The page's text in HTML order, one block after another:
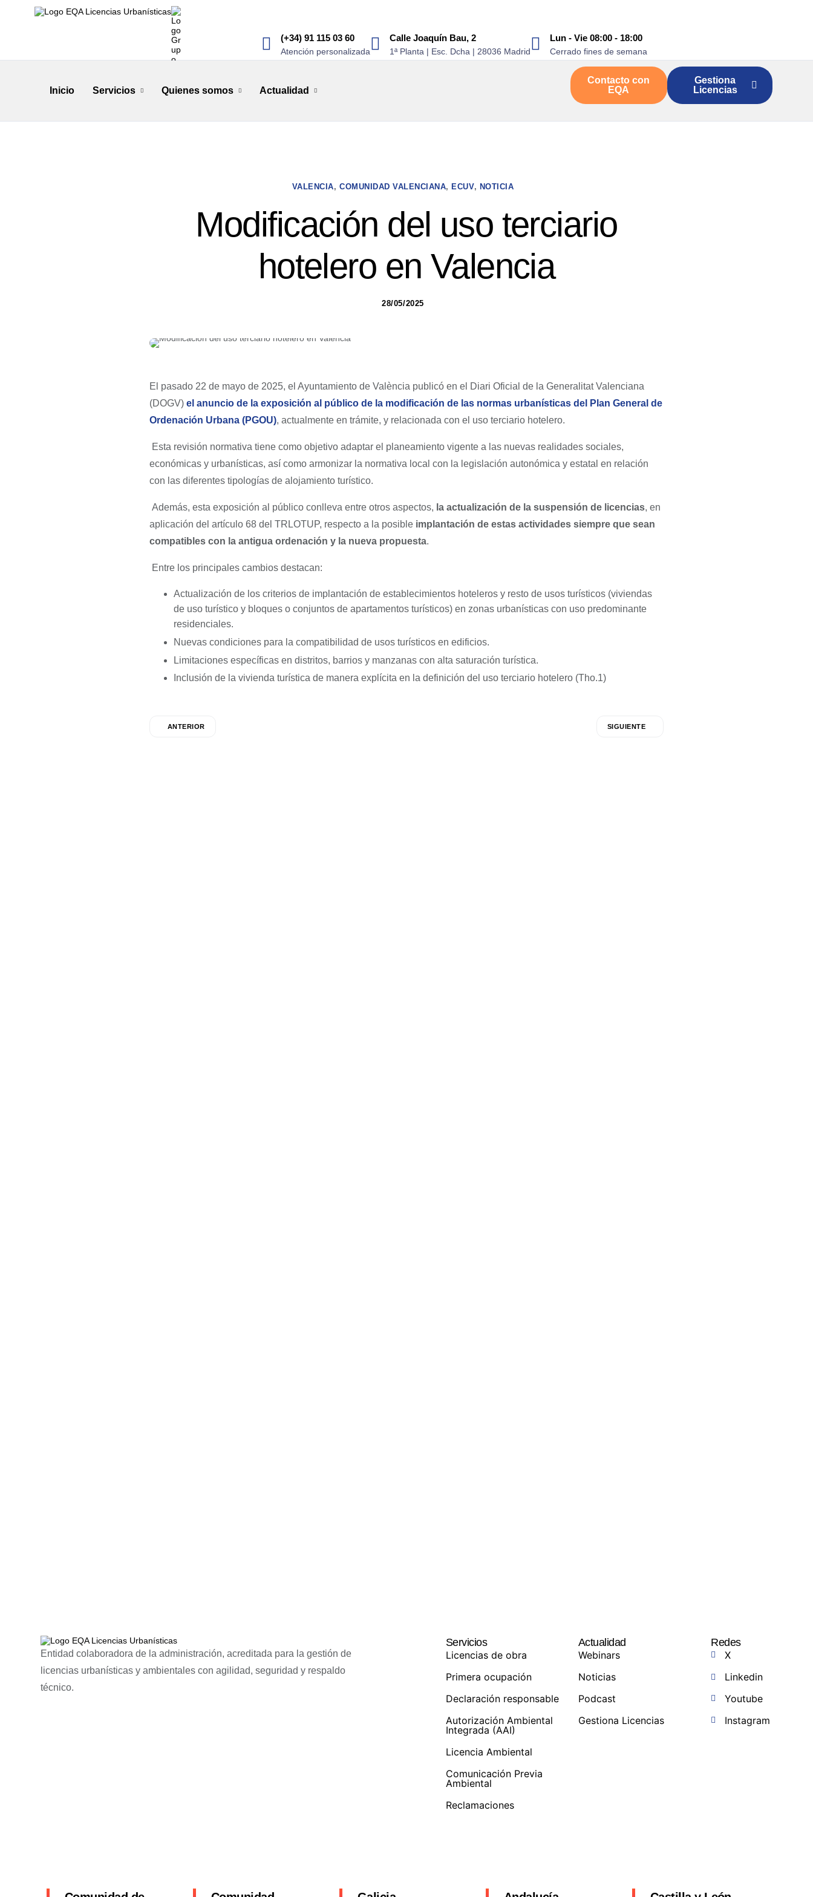
(+34) 91 115 03 60
Atención personalizada
Calle Joaquín Bau, 2
1ª Planta | Esc. Dcha | 28036 Madrid
Lun - Vie 08:00 - 18:00
Cerrado fines de semana
Inicio Servicios Quienes somos Actualidad
Contacto con
EQA
Gestiona
Licencias
VALENCIA, COMUNIDAD VALENCIANA, ECUV, NOTICIA
Modificación del uso terciario
hotelero en Valencia
28/05/2025
El pasado 22 de mayo de 2025, el Ayuntamiento de València publicó en el Diari Oficial de la Generalitat Valenciana
(DOGV) el anuncio de la exposición al público de la modificación de las normas urbanísticas del Plan General de
Ordenación Urbana (PGOU), actualmente en trámite, y relacionada con el uso terciario hotelero.
Esta revisión normativa tiene como objetivo adaptar el planeamiento vigente a las nuevas realidades sociales,
económicas y urbanísticas, así como armonizar la normativa local con la legislación autonómica y estatal en relación
con las diferentes tipologías de alojamiento turístico.
Además, esta exposición al público conlleva entre otros aspectos, la actualización de la suspensión de licencias, en
aplicación del artículo 68 del TRLOTUP, respecto a la posible implantación de estas actividades siempre que sean
compatibles con la antigua ordenación y la nueva propuesta.
Entre los principales cambios destacan:
Actualización de los criterios de implantación de establecimientos hoteleros y resto de usos turísticos (viviendas
de uso turístico y bloques o conjuntos de apartamentos turísticos) en zonas urbanísticas con uso predominante
residenciales.
Nuevas condiciones para la compatibilidad de usos turísticos en edificios.
Limitaciones específicas en distritos, barrios y manzanas con alta saturación turística.
Inclusión de la vivienda turística de manera explícita en la definición del uso terciario hotelero (Tho.1)
ANTERIOR SIGUIENTE
Entidad colaboradora de la administración, acreditada para la gestión de
licencias urbanísticas y ambientales con agilidad, seguridad y respaldo
técnico.
Servicios
Licencias de obra
Primera ocupación
Declaración responsable
Autorización Ambiental
Integrada (AAI)
Licencia Ambiental
Comunicación Previa
Ambiental
Reclamaciones
Actualidad
Webinars
Noticias
Podcast
Gestiona Licencias
Redes
X
Linkedin
Youtube
Instagram